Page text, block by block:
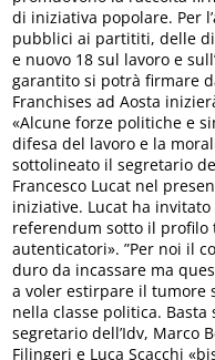
di iniziativa popolare. Per
pubblici ai partititi, delle
e nuovo 18 sul lavoro e
garantito si potrà firmare
Franchises ad Aosta
«Alcune forze politiche e
difesa del lavoro e la
sottolineato il segretario
Francesco Lucat nel
iniziative. Lucat ha invitato
referendum sotto il profilo
autenticatori». ”Per noi il
duro da incassare ma
a voler estirpare il tumore
nella classe politica.
segretario dell’Idv, Marco
Filingeri e Luca Scacchi